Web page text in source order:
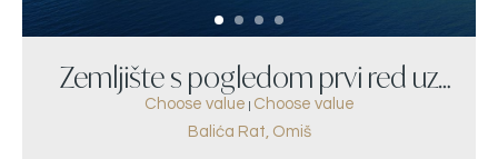
Zemljište s pogledom prvi red uz
more na Balića Ratu
Choose value Choose value
Balića Rat, Omiš